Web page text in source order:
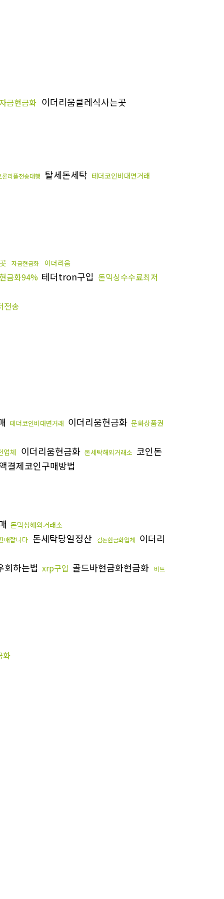
자금현금화 이더리움클레식사는곳
론리플전송대행 탈세돈세탁 테더코인비대면거래
자금현금화 이더리움
금화94% 테더tron구입 돈믹싱수수료최저
전송
테더코인비대면거래 이더리움현금화 문화상품권
업체 이더리움현금화 돈세탁해외거래소 코인돈
결제코인구매방법
돈믹싱해외거래소
매합니다 돈세탁당일정산 검돈현금화업체
이더리
회하는법 xrp구입 골드바현금화현금화
비트
화